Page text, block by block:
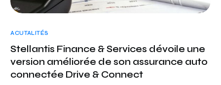
ACUTALITÉS
Stellantis Finance & Services dévoile une
version améliorée de son assurance auto
connectée Drive & Connect